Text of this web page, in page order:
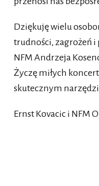
Dziękuję wielu
trudności, zagrożeń
NFM Andrzeja
Życzę miłych
skutecznym
Ernst Kovacic i NFM